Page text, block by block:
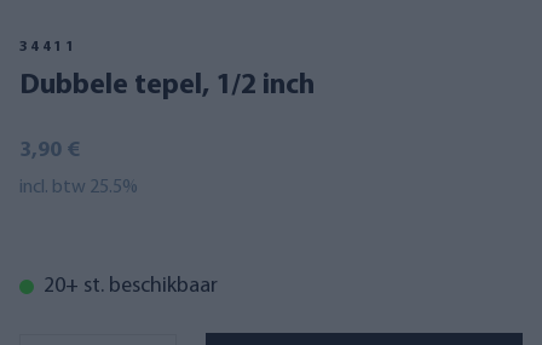
34411
Dubbele tepel, 1/2 inch
3,90 €
incl. btw 25.5%
20+ st. beschikbaar